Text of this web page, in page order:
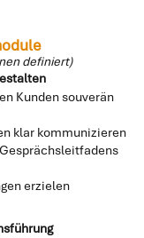
definiert)
Kunden souverän
klar kommunizieren
erzielen